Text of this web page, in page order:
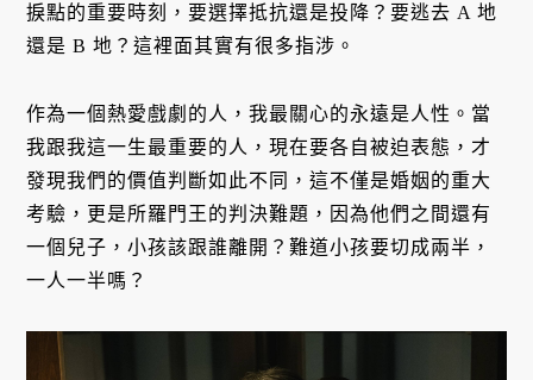
捩點的重要時刻，要選擇抵抗還是投降？要逃去 A 地
還是 B 地？這裡面其實有很多指涉。
作為一個熱愛戲劇的人，我最關心的永遠是人性。當
我跟我這一生最重要的人，現在要各自被迫表態，才
發現我們的價值判斷如此不同，這不僅是婚姻的重大
考驗，更是所羅門王的判決難題，因為他們之間還有
一個兒子，小孩該跟誰離開？難道小孩要切成兩半，
一人一半嗎？